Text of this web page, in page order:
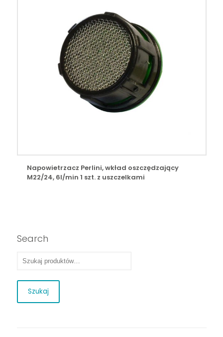
Napowietrzacz Perlini, wkład oszczędzający
M22/24, 6l/min 1 szt. z uszczelkami
Search
Szukaj